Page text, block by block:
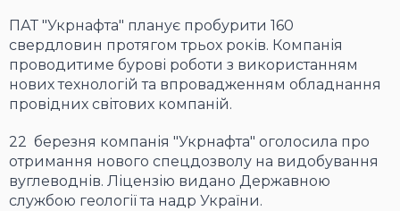
ПАТ "Укрнафта" планує пробурити 160
свердловин протягом трьох років. Компанія
проводитиме бурові роботи з використанням
нових технологій та впровадженням обладнання
провідних світових компаній.
22 березня компанія "Укрнафта" оголосила про
отримання нового спецдозволу на видобування
вуглеводнів. Ліцензію видано Державною
службою геології та надр України.